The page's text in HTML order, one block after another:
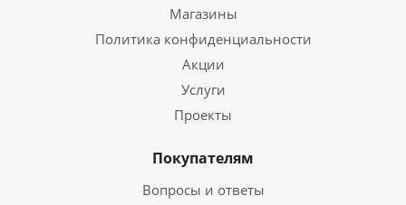
Магазины
Политика конфиденциальности
Акции
Услуги
Проекты
Покупателям
Вопросы и ответы